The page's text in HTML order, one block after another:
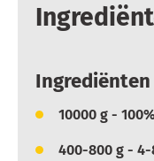
Ingrediënten
10000 g -
400-800 g - 4-